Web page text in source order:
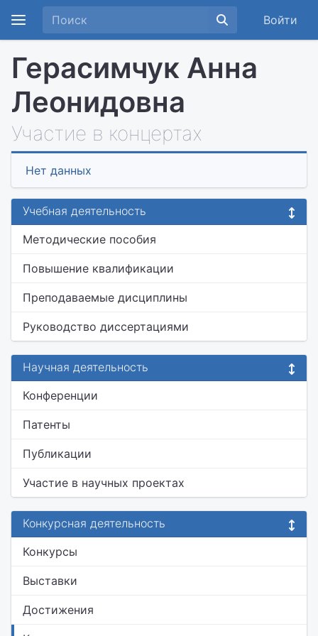
Войти
Герасимчук Анна
Леонидовна
Участие в концертах
Нет данных
Учебная деятельность
Методические пособия
Повышение квалификации
Преподаваемые дисциплины
Руководство диссертациями
Научная деятельность
Конференции
Патенты
Публикации
Участие в научных проектах
Конкурсная деятельность
Конкурсы
Выставки
Достижения